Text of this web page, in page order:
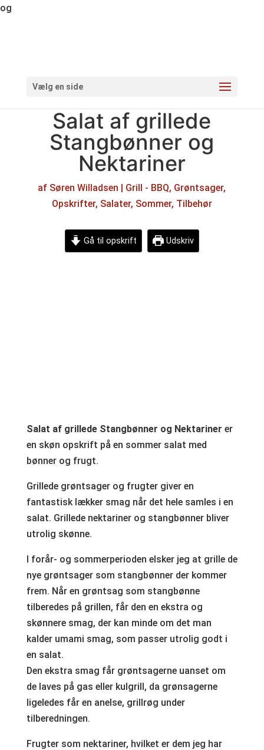
og
Vælg en side
Salat af grillede
Stangbønner og
Nektariner
af Søren Willadsen | Grill - BBQ, Grøntsager,
Opskrifter, Salater, Sommer, Tilbehør
Gå til opskrift Udskriv
Salat af grillede Stangbønner og Nektariner er
en skøn opskrift på en sommer salat med
bønner og frugt.
Grillede grøntsager og frugter giver en
fantastisk lækker smag når det hele samles i en
salat. Grillede nektariner og stangbønner bliver
utrolig skønne.
I forår- og sommerperioden elsker jeg at grille de
nye grøntsager som stangbønner der kommer
frem. Når en grøntsag som stangbønne
tilberedes på grillen, får den en ekstra og
skønnere smag, der kan minde om det man
kalder umami smag, som passer utrolig godt i
en salat.
Den ekstra smag får grøntsagerne uanset om
de laves på gas eller kulgrill, da grønsagerne
ligeledes får en anelse, grillrøg under
tilberedningen.
Frugter som nektariner, hvilket er dem jeg har